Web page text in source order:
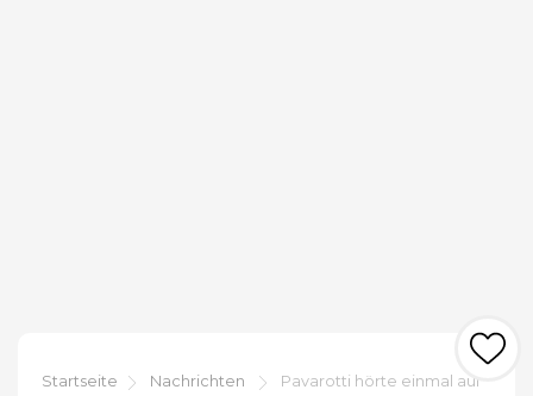
Startseite Nachrichten
Pavarotti hörte einmal auf